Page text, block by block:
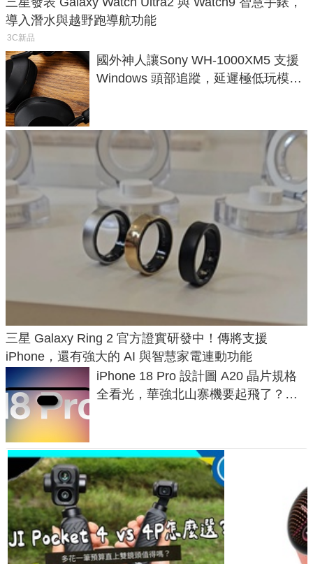
導入潛水與越野跑導航功能
3C新品
國外神人讓Sony WH-1000XM5 支援
Windows 頭部追蹤，延遲極低玩模擬
三星 Galaxy Ring 2 官方證實研發中！傳將支援
iPhone，還有強大的 AI 與智慧家電連動功能
iPhone 18 Pro 設計圖 A20 晶片規格
全看光，華強北山寨機要起飛了？專